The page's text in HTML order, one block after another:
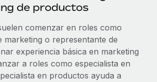
de productos
comenzar en roles como
marketing o representante de
experiencia básica en marketing
a roles como especialista en
en productos ayuda a